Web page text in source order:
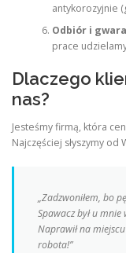
antykorozyjnie
Odbiór i
prace
Dlaczego
nas?
Jesteśmy firmą, która
Najczęściej słyszymy od
„Zadzwoniłem, bo
Spawacz był u mnie
Naprawił na
robota!”